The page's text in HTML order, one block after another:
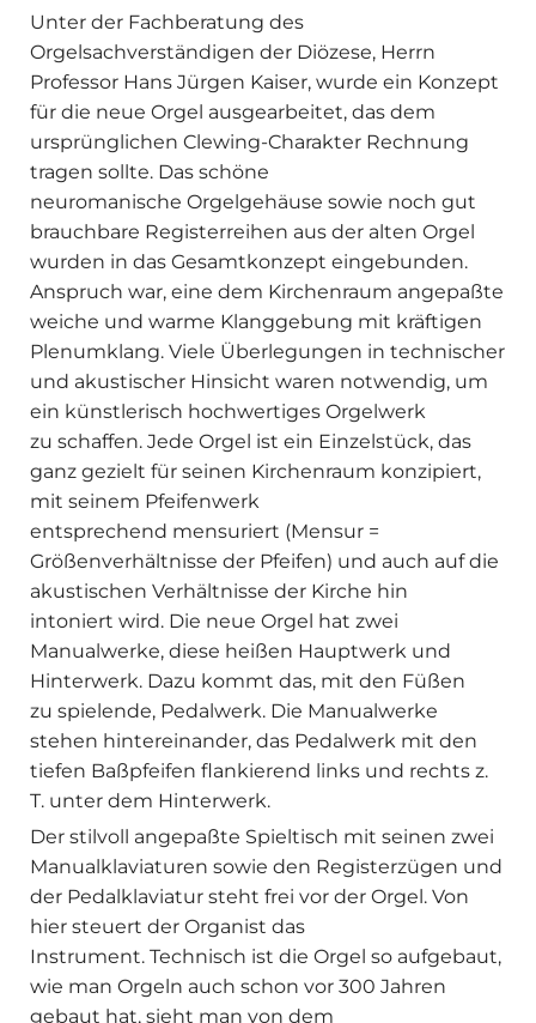
Unter der Fachberatung des
Orgelsachverständigen der Diözese, Herrn
Professor Hans Jürgen Kaiser, wurde ein Konzept
für die neue Orgel ausgearbeitet, das dem
ursprünglichen Clewing-Charakter Rechnung
tragen sollte. Das schöne
neuromanische Orgelgehäuse sowie noch gut
brauchbare Registerreihen aus der alten Orgel
wurden in das Gesamtkonzept eingebunden.
Anspruch war, eine dem Kirchenraum angepaßte
weiche und warme Klanggebung mit kräftigen
Plenumklang. Viele Überlegungen in technischer
und akustischer Hinsicht waren notwendig, um
ein künstlerisch hochwertiges Orgelwerk
zu schaffen. Jede Orgel ist ein Einzelstück, das
ganz gezielt für seinen Kirchenraum konzipiert,
mit seinem Pfeifenwerk
entsprechend mensuriert (Mensur =
Größenverhältnisse der Pfeifen) und auch auf die
akustischen Verhältnisse der Kirche hin
intoniert wird. Die neue Orgel hat zwei
Manualwerke, diese heißen Hauptwerk und
Hinterwerk. Dazu kommt das, mit den Füßen
zu spielende, Pedalwerk. Die Manualwerke
stehen hintereinander, das Pedalwerk mit den
tiefen Baßpfeifen flankierend links und rechts z.
T. unter dem Hinterwerk.
Der stilvoll angepaßte Spieltisch mit seinen zwei
Manualklaviaturen sowie den Registerzügen und
der Pedalklaviatur steht frei vor der Orgel. Von
hier steuert der Organist das
Instrument. Technisch ist die Orgel so aufgebaut,
wie man Orgeln auch schon vor 300 Jahren
gebaut hat, sieht man von dem